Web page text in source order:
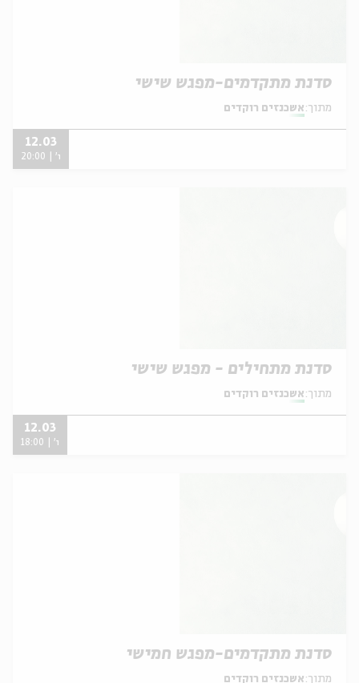
סדנת מתקדמים-מפגש שישי
מתוך: אשכנזים רוקדים
12.03
ו' | 20:00
סדנת מתחילים - מפגש שישי
מתוך: אשכנזים רוקדים
12.03
ו' | 18:00
סדנת מתקדמים-מפגש חמישי
מתוך: אשכנזים רוקדים